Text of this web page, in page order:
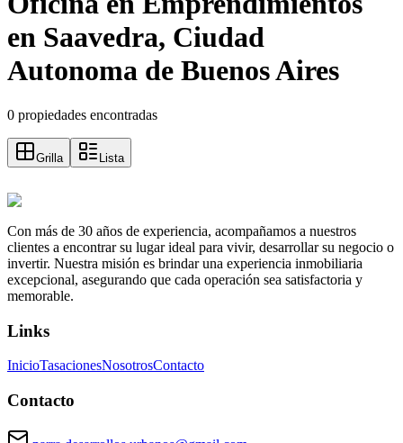
en Saavedra, Ciudad
Autonoma de Buenos Aires
0 propiedades encontradas
Grilla Lista
Con más de 30 años de experiencia, acompañamos a nuestros
clientes a encontrar su lugar ideal para vivir, desarrollar su negocio o
invertir. Nuestra misión es brindar una experiencia inmobiliaria
excepcional, asegurando que cada operación sea satisfactoria y
memorable.
Links
InicioTasacionesNosotrosContacto
Contacto